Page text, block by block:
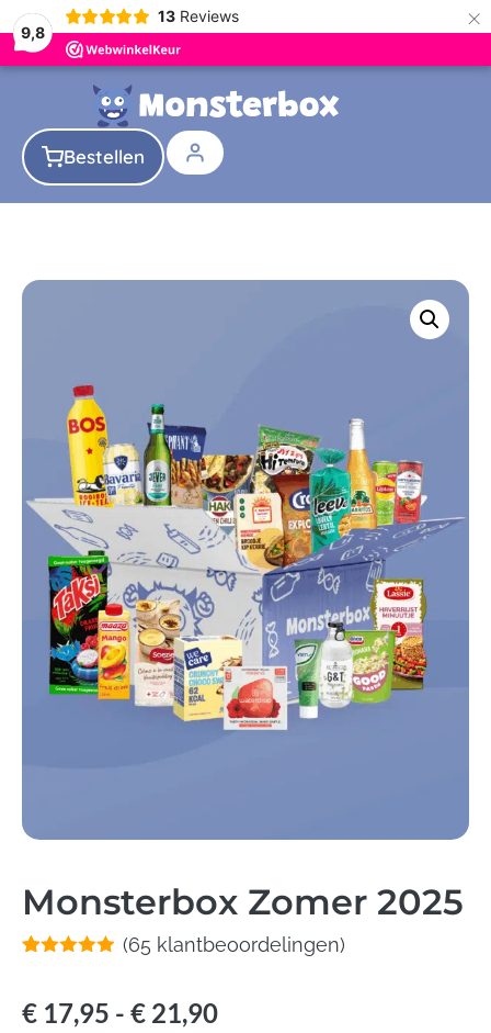
9,8
13 Reviews ×
Bestellen
Monsterbox Zomer 2025
gebaseerd
opklant
(65 klantbeoordelingen)
€ 17,95 - € 21,90